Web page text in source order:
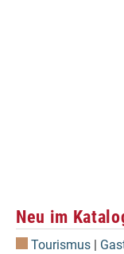
Neu im
Tourismus |